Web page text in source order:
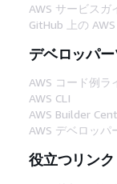
AWS サービスガ
GitHub 上の
デベロッパ
AWS コード例ラ
AWS CLI
AWS Builder
AWS デベロッパ
役立つリンク